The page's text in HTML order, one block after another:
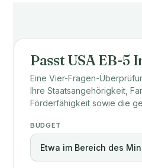
Passt USA EB-5
Eine Vier-Fragen-
Ihre Staatsangehörigkeit,
Förderfähigkeit sowie die
BUDGET